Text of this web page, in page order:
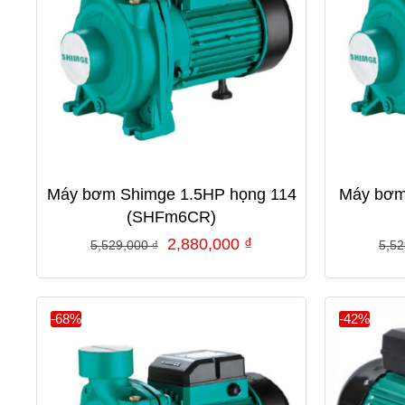
Máy bơm Shimge 1.5HP họng 114
(SHFm6CR)
5,529,000₫
Giá
là:
2,880,000 ₫
tại
Máy
-68% -42%